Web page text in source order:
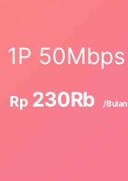
1P 50Mbps
Rp 230Rb /Bulan